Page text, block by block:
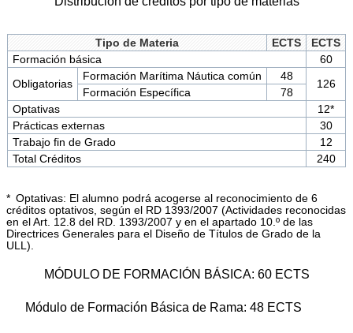
Tipo de Materia ECTS
ECTS
Formación básica
60
Obligatorias
Formación Marítima Náutica común 48
126
Formación Específica
78
Optativas
12*
Prácticas externas
30
Trabajo fin de Grado
12
Total Créditos
240
* Optativas: El alumno podrá acogerse al reconocimiento de 6
créditos optativos, según el RD 1393/2007 (Actividades reconocidas
en el Art. 12.8 del RD. 1393/2007 y en el apartado 10.º de las
Directrices Generales para el Diseño de Títulos de Grado de la
ULL).
MÓDULO DE FORMACIÓN BÁSICA: 60 ECTS
Módulo de Formación Básica de Rama: 48 ECTS